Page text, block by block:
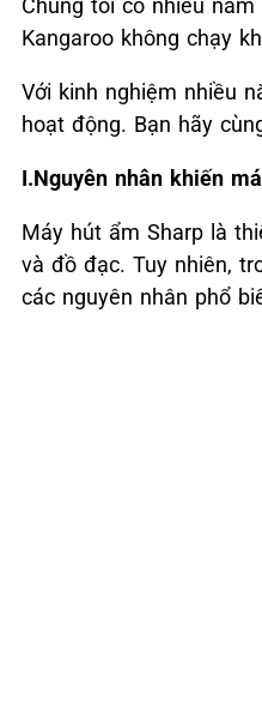
Chúng tôi có nhiều
Kangaroo không chạy
Với kinh nghiệm nhiều
hoạt động. Bạn hãy
I.Nguyên nhân khiến
Máy hút ẩm Sharp là
và đồ đạc. Tuy nhiên,
các nguyên nhân phổ